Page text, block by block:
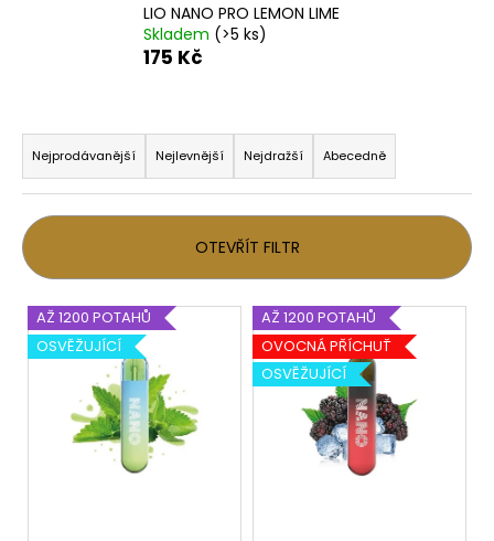
LIO NANO PRO LEMON LIME
Skladem (>5 ks)
175 Kč
Ř
a
z
e
n
í
p
r
o
Nejprodávanější Nejlevnější Nejdražší Abecedně
OTEVŘÍT FILTR
V
ý
p
AŽ 1200 POTAHŮ
OSVĚŽUJÍCÍ
AŽ 1200 POTAHŮ
OVOCNÁ PŘÍCHUŤ
OSVĚŽUJÍCÍ
Původně:
169
Kč